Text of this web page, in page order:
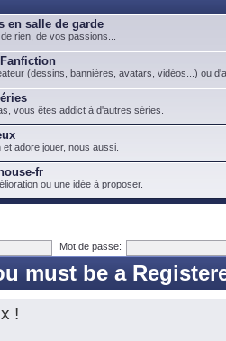
en salle de garde
rien, de vos passions...
(dessins, bannières, avatars, vidéos...) ou
vous êtes addict à d'autres séries.
adore jouer, nous aussi.
fr
ou une idée à proposer.
Mot de passe:
must be a
!